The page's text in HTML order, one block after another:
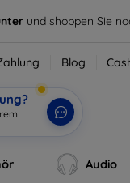
und shoppen Sie
Blog
Audio